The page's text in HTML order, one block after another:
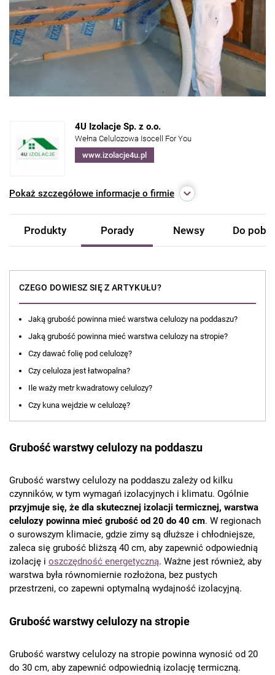
4U Izolacje Sp. z o.o.
Wełna Celulozowa Isocell For You
www.izolacje4u.pl
Pokaż szczegółowe informacje o firmie
Produkty Porady Newsy Do
CZEGO DOWIESZ SIĘ Z ARTYKUŁU?
Jaką grubość powinna mieć warstwa celulozy na poddaszu?
Jaką grubość powinna mieć warstwa celulozy na stropie?
Czy dawać folię pod celulozę?
Czy celuloza jest łatwopalna?
Ile waży metr kwadratowy celulozy?
Czy kuna wejdzie w celulozę?
Grubość warstwy celulozy na poddaszu
Grubość warstwy celulozy na poddaszu zależy od kilku
czynników, w tym wymagań izolacyjnych i klimatu. Ogólnie
przyjmuje się, że dla skutecznej izolacji termicznej, warstwa
celulozy powinna mieć grubość od 20 do 40 cm. W regionach
o surowszym klimacie, gdzie zimy są dłuższe i chłodniejsze,
zaleca się grubość bliższą 40 cm, aby zapewnić odpowiednią
izolację i oszczędność energetyczną. Ważne jest również, aby
warstwa była równomiernie rozłożona, bez pustych
przestrzeni, co zapewni optymalną wydajność izolacyjną.
Grubość warstwy celulozy na stropie
Grubość warstwy celulozy na stropie powinna wynosić od 20
do 30 cm, aby zapewnić odpowiednią izolację termiczną.